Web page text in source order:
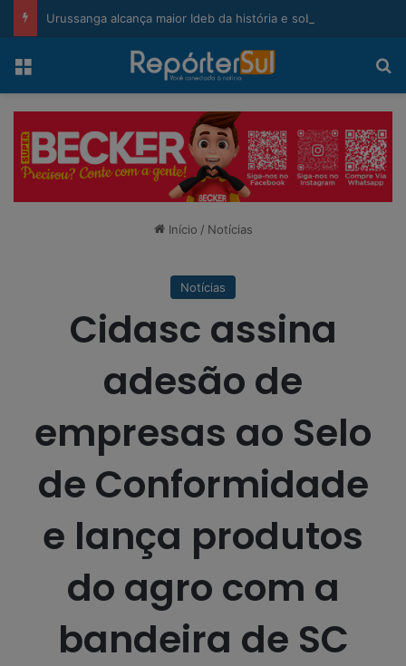
Menu
Início / Notícias
Notícias
Cidasc assina
adesão de
empresas ao Selo
de Conformidade
e lança produtos
do agro com a
bandeira de SC